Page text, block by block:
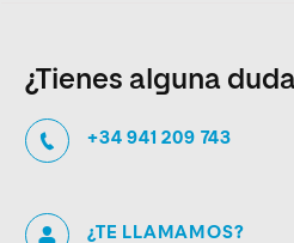
¿Tienes alguna
+34 941 209 743
¿TE LLAMAMOS?